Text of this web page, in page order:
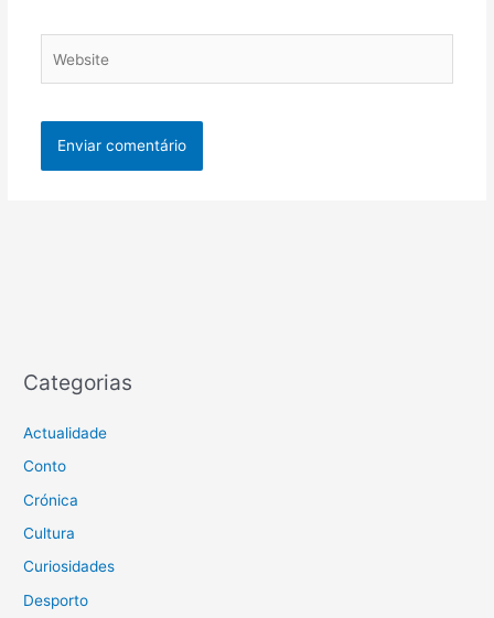
Categorias
Actualidade
Conto
Crónica
Cultura
Curiosidades
Desporto